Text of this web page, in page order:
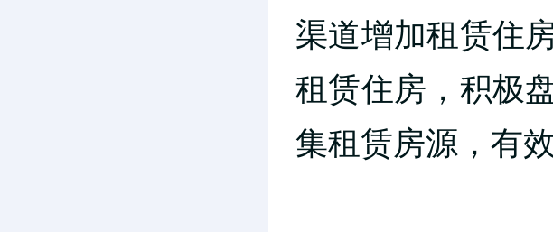
渠道增加租赁住
租赁住房，积极
集租赁房源，有